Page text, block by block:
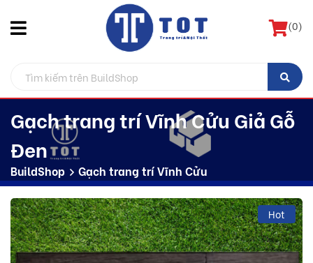
(0)
Gạch trang trí Vĩnh Cửu Giả Gỗ
Đen
BuildShop Gạch trang trí Vĩnh Cửu
Hot